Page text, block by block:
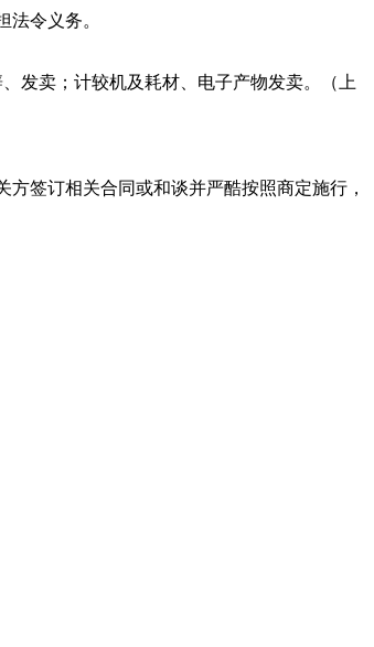
令义务。
发卖；计较机及耗材、电子产物发卖。（上
签订相关合同或和谈并严酷按照商定施行，